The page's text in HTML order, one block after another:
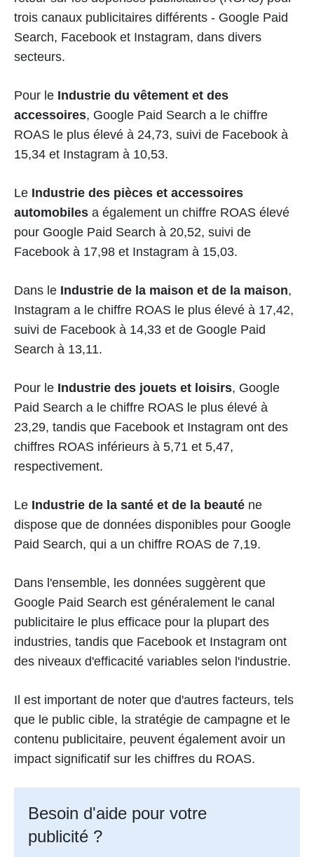
trois canaux publicitaires différents - Google Paid
Search, Facebook et Instagram, dans divers
secteurs.
Pour le Industrie du vêtement et des
accessoires, Google Paid Search a le chiffre
ROAS le plus élevé à 24,73, suivi de Facebook à
15,34 et Instagram à 10,53.
Le Industrie des pièces et accessoires
automobiles a également un chiffre ROAS élevé
pour Google Paid Search à 20,52, suivi de
Facebook à 17,98 et Instagram à 15,03.
Dans le Industrie de la maison et de la maison,
Instagram a le chiffre ROAS le plus élevé à 17,42,
suivi de Facebook à 14,33 et de Google Paid
Search à 13,11.
Pour le Industrie des jouets et loisirs, Google
Paid Search a le chiffre ROAS le plus élevé à
23,29, tandis que Facebook et Instagram ont des
chiffres ROAS inférieurs à 5,71 et 5,47,
respectivement.
Le Industrie de la santé et de la beauté ne
dispose que de données disponibles pour Google
Paid Search, qui a un chiffre ROAS de 7,19.
Dans l'ensemble, les données suggèrent que
Google Paid Search est généralement le canal
publicitaire le plus efficace pour la plupart des
industries, tandis que Facebook et Instagram ont
des niveaux d'efficacité variables selon l'industrie.
Il est important de noter que d'autres facteurs, tels
que le public cible, la stratégie de campagne et le
contenu publicitaire, peuvent également avoir un
impact significatif sur les chiffres du ROAS.
Besoin d'aide pour votre
publicité ?